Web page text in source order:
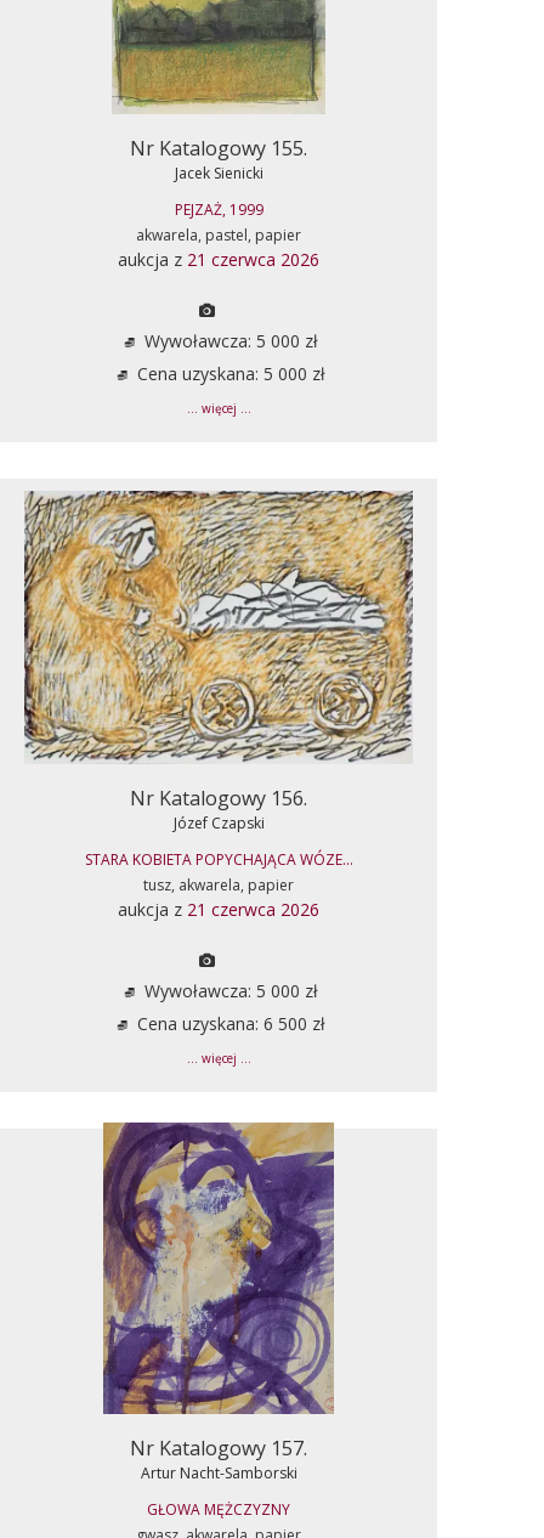
Nr Katalogowy 155.
Jacek Sienicki
PEJZAŻ, 1999
akwarela, pastel, papier
aukcja z 21 czerwca 2026
Wywoławcza: 5 000 zł
Cena uzyskana: 5 000 zł
... więcej ...
Nr Katalogowy 156.
Józef Czapski
STARA KOBIETA POPYCHAJĄCA WÓZE...
tusz, akwarela, papier
aukcja z 21 czerwca 2026
Wywoławcza: 5 000 zł
Cena uzyskana: 6 500 zł
... więcej ...
Nr Katalogowy 157.
Artur Nacht-Samborski
GŁOWA MĘŻCZYZNY